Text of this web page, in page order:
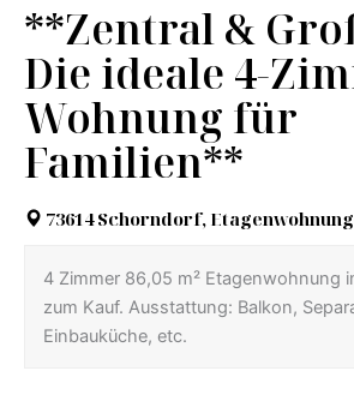
**Zentral &
Die ideale 4-
Wohnung für
Familien**
73614 Schorndorf,
4 Zimmer 86,05 m² Etagenwohnung
zum Kauf. Ausstattung: Balkon,
Einbauküche, etc.